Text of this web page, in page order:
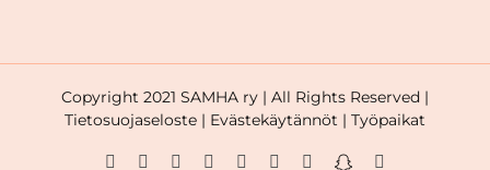
Copyright 2021 SAMHA ry | All Rights Reserved |
Tietosuojaseloste | Evästekäytännöt | Työpaikat
FacebookInstagram
TwitterLinkedInYouTubeWhatsApp
TiktokSnapchat